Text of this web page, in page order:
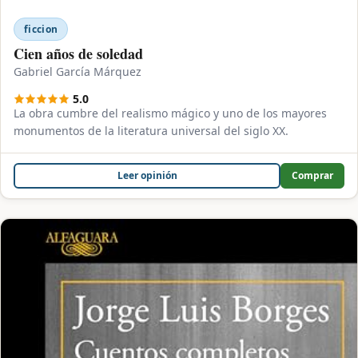
ficcion
Cien años de soledad
Gabriel García Márquez
5.0
La obra cumbre del realismo mágico y uno de los mayores
monumentos de la literatura universal del siglo XX.
Leer opinión Comprar